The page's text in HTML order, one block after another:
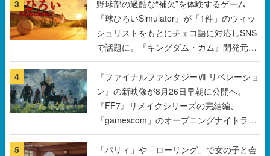
3
野球部の過酷な“補欠”を体験するゲーム
『球ひろいSimulator』が「1件」のウィッ
シュリストをもとにチェコ語に対応しSNS
で話題に。『キングダム・カム』開発元や
チェコのプロ野球選手から称賛の声
4
『ファイナルファンタジーⅦ リベレーショ
ン』の新映像が8月26日早朝に公開へ。
『FF7』リメイクシリーズの完結編、
「gamescom」のオープニングナイトライ
ブにてディレクターの浜口直樹氏が登壇す
る予定
5
「パリィ」や「ローリング」で女の子と会